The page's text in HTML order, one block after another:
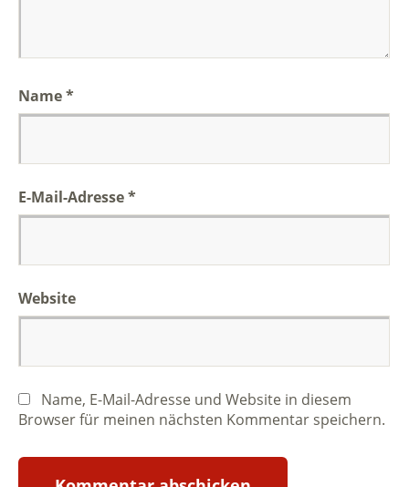
Name*
E-Mail-Adresse*
Website
Name, E-Mail-Adresse und Website in diesem
Browser für meinen nächsten Kommentar speichern.